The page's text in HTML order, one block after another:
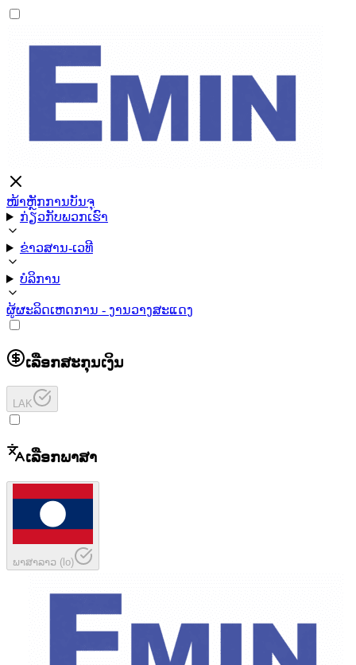
ໜ້າຫຼັກການບັນຈຸ
ກ່ຽວກັບພວກເຮົາ
ຂ່າວສານ-ເວທີ
ບໍລິການ
ຜູ້ຜະລິດເຫດການ - ງານວາງສະແດງ
ເລືອກສະກຸນເງິນ
LAK
ເລືອກພາສາ
ພາສາລາວ (lo)